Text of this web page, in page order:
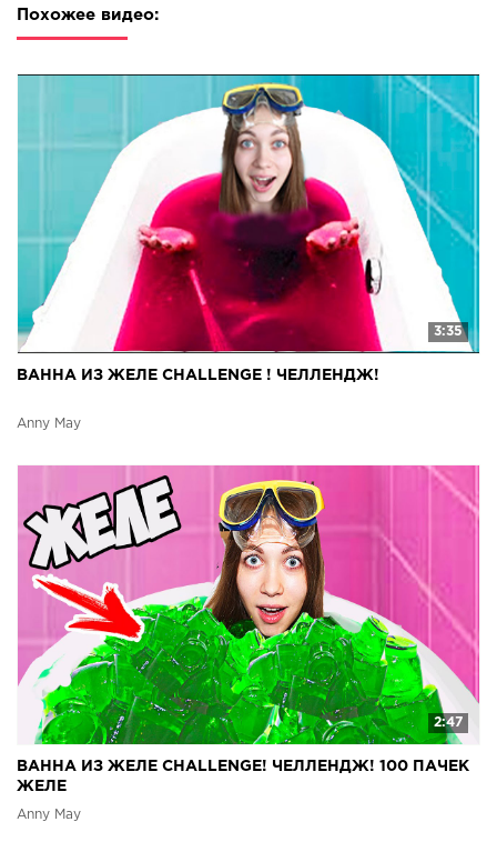
Похожее видео:
3:35
ВАННА ИЗ ЖЕЛЕ CHALLENGE ! ЧЕЛЛЕНДЖ!
Anny May
2:47
ВАННА ИЗ ЖЕЛЕ CHALLENGE! ЧЕЛЛЕНДЖ! 100 ПАЧЕК
ЖЕЛЕ
Anny May